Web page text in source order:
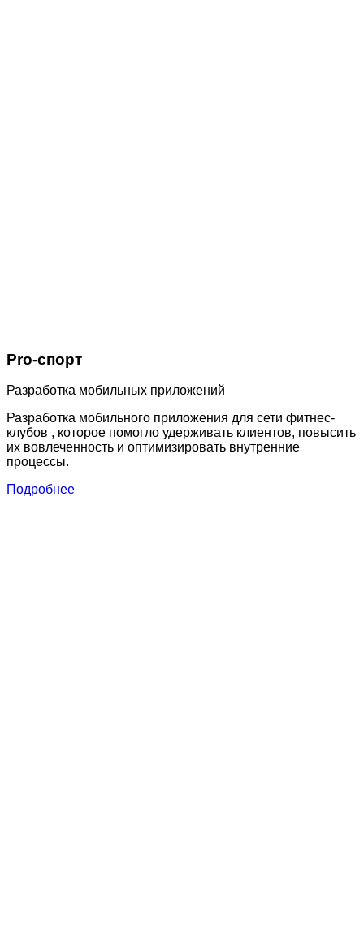
Pro-спорт
Разработка мобильных приложений
Разработка мобильного приложения для сети фитнес-
клубов , которое помогло удерживать клиентов, повысить
их вовлеченность и оптимизировать внутренние
процессы.
Подробнее